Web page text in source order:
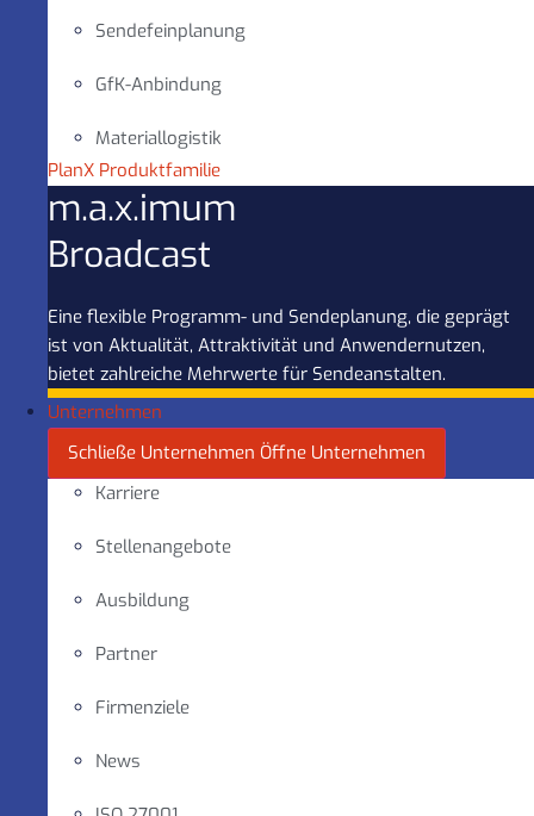
Sendefeinplanung
GfK-Anbindung
Materiallogistik
PlanX Produktfamilie
m.a.x.imum
Broadcast
Eine flexible Programm- und Sendeplanung, die geprägt
ist von Aktualität, Attraktivität und Anwendernutzen,
bietet zahlreiche Mehrwerte für Sendeanstalten.
Unternehmen
Schließe Unternehmen Öffne Unternehmen
Karriere
Stellenangebote
Ausbildung
Partner
Firmenziele
News